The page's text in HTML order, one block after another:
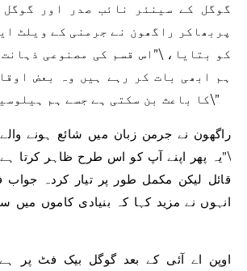
گوگل کے سینئر نائب صدر اور گوگل
پربھاکر راگھون نے جرمنی کے ویلٹ
کو بتایا، \”اس قسم کی مصنوعی
ہم ابھی بات کر رہے ہیں وہ بعض
کا باعث بن سکتی ہے جسے ہم ہیلوسینیشن کہتے ہیں۔\”
راگھون نے جرمن زبان میں شائع ہونے
\”یہ پھر اپنے آپ کو اس طرح ظاہر کرتا
قائل لیکن مکمل طور پر تیار کردہ جواب
انہوں نے مزید کہا کہ بنیادی کاموں
اوپن اے آئی کے بعد گوگل بیک فٹ پر